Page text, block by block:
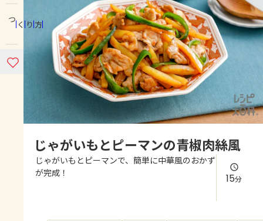
ホーム
コンテンツ
レシピ
よくあるお問い合わせ
人気の食材・レシピ
きゅうり なす トマト
とうもろこし
ピーマン
みょうが ゴーヤ
つくり方
じゃがいもとピーマンの青椒肉絲風
じゃがいもとピーマンで、簡単に中華風のおかず
が完成！
15分